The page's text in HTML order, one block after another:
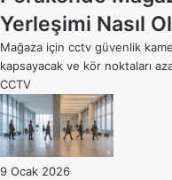
Yerleşimi Nasıl
Mağaza için cctv güvenlik
kapsayacak ve kör noktaları
CCTV
9 Ocak 2026